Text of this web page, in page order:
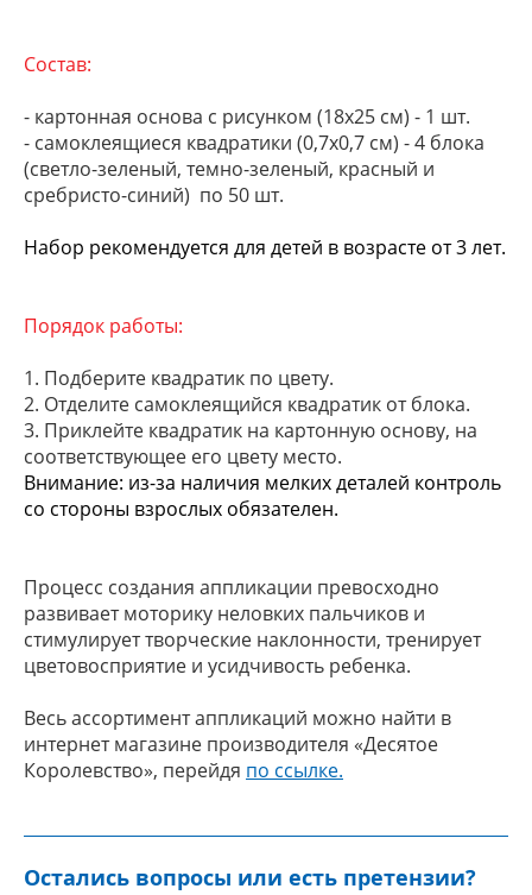
Состав:
- картонная основа с рисунком (18х25 см) - 1 шт.
- самоклеящиеся квадратики (0,7х0,7 см) - 4 блока
(светло-зеленый, темно-зеленый, красный и
сребристо-синий) по 50 шт.
Набор рекомендуется для детей в возрасте от 3 лет.
Порядок работы:
1. Подберите квадратик по цвету.
2. Отделите самоклеящийся квадратик от блока.
3. Приклейте квадратик на картонную основу, на
соответствующее его цвету место.
Внимание: из-за наличия мелких деталей контроль
со стороны взрослых обязателен.
Процесс создания аппликации превосходно
развивает моторику неловких пальчиков и
стимулирует творческие наклонности, тренирует
цветовосприятие и усидчивость ребенка.
Весь ассортимент аппликаций можно найти в
интернет магазине производителя «Десятое
Королевство», перейдя по ссылке.
Остались вопросы или есть претензии?